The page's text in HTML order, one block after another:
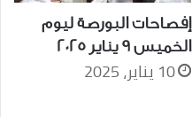
إفصاحات البورصة ليوم
الخميس 9 يناير 2025
10 يناير، 2025